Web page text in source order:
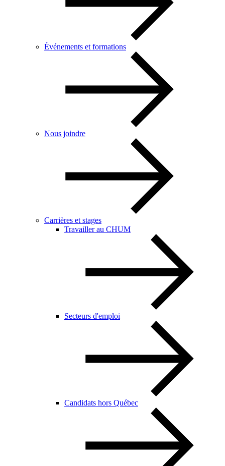
Événements et formations
Nous joindre
Carrières et stages
Travailler au CHUM
Secteurs d'emploi
Candidats hors Québec